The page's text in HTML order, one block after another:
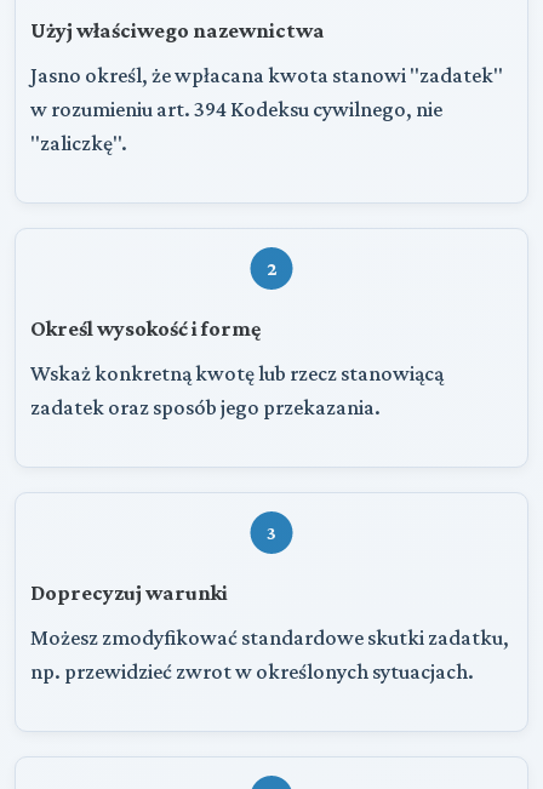
Użyj właściwego nazewnictwa
Jasno określ, że wpłacana kwota stanowi "zadatek"
w rozumieniu art. 394 Kodeksu cywilnego, nie
"zaliczkę".
2
Określ wysokość i formę
Wskaż konkretną kwotę lub rzecz stanowiącą
zadatek oraz sposób jego przekazania.
3
Doprecyzuj warunki
Możesz zmodyfikować standardowe skutki zadatku,
np. przewidzieć zwrot w określonych sytuacjach.